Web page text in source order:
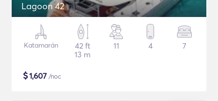
Lagoon 42
Katamarán
42 ft
13 m
11 4 7
$1,607 /noc